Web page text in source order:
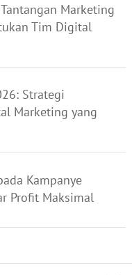
Marketing
Tim Digital
Strategi
Marketing yang
Kampanye
Profit Maksimal